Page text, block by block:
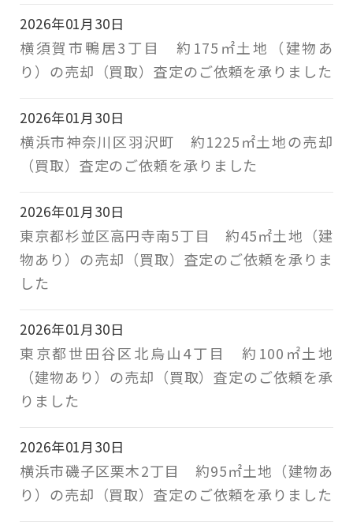
2026年01月30日
横須賀市鴨居3丁目 約175㎡土地（建物あ
り）の売却（買取）査定のご依頼を承りました
2026年01月30日
横浜市神奈川区羽沢町 約1225㎡土地の売却
（買取）査定のご依頼を承りました
2026年01月30日
東京都杉並区高円寺南5丁目 約45㎡土地（建
物あり）の売却（買取）査定のご依頼を承りま
した
2026年01月30日
東京都世田谷区北烏山4丁目 約100㎡土地
（建物あり）の売却（買取）査定のご依頼を承
りました
2026年01月30日
横浜市磯子区栗木2丁目 約95㎡土地（建物あ
り）の売却（買取）査定のご依頼を承りました